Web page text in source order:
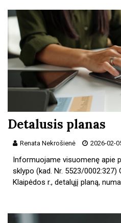
Detalusis planas
Renata Nekrošienė 2026-02-
Informuojame visuomenę apie
sklypo (kad. Nr. 5523/0002:327)
Klaipėdos r., detalųjį planą,